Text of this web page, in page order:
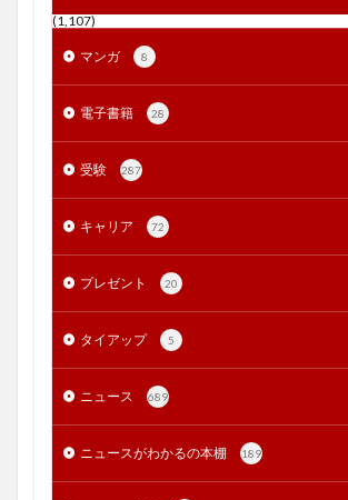
(1,107)
マンガ 8
電子書籍 28
受験 287
キャリア 72
プレゼント 20
タイアップ 5
ニュース 689
ニュースがわかるの本棚 189